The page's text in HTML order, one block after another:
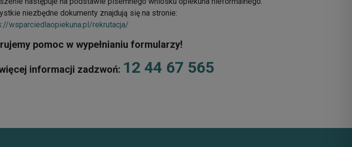
niezbędne dokumenty znajdują się na stronie:
wsparciedlaopiekuna.pl/rekrutacja/
pomoc w wypełnianiu formularzy!
informacji zadzwoń: 12 44 67 565